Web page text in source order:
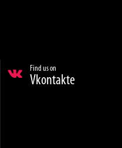
Find us on
Vkontakte